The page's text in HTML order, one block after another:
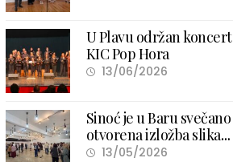
U Plavu održan koncert
KIC Pop Hora
13/06/2026
Sinoć je u Baru svečano
otvorena izložba slika
„Boje različitosti”
13/05/2026